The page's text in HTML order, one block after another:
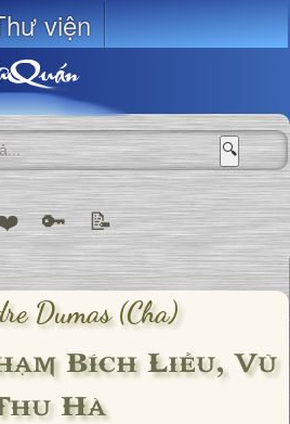
viện
🔍
🔑 📝
Dumas (cha)
Bích Liễu, Vũ
Hà